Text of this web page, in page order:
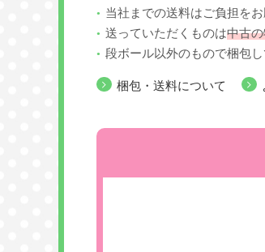
当社までの送料はご負担をお
送っていただくものは中古
段ボール以外のもので梱包
梱包・送料について